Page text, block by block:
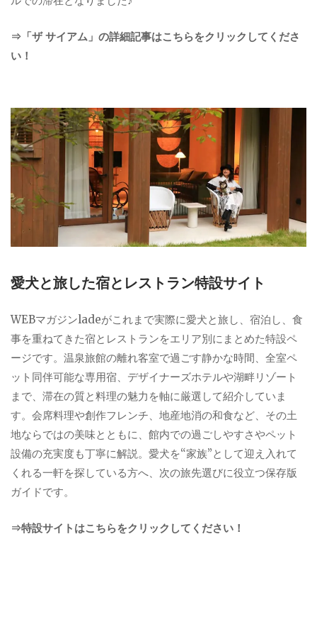
⇒「ザ サイアム」の詳細記事はこちらをクリックしてくださ
い！
愛犬と旅した宿とレストラン特設サイト
WEBマガジンladeがこれまで実際に愛犬と旅し、宿泊し、食
事を重ねてきた宿とレストランをエリア別にまとめた特設ペ
ージです。温泉旅館の離れ客室で過ごす静かな時間、全室ペ
ット同伴可能な専用宿、デザイナーズホテルや湖畔リゾート
まで、滞在の質と料理の魅力を軸に厳選して紹介していま
す。会席料理や創作フレンチ、地産地消の和食など、その土
地ならではの美味とともに、館内での過ごしやすさやペット
設備の充実度も丁寧に解説。愛犬を“家族”として迎え入れて
くれる一軒を探している方へ、次の旅先選びに役立つ保存版
ガイドです。
⇒特設サイトはこちらをクリックしてください！